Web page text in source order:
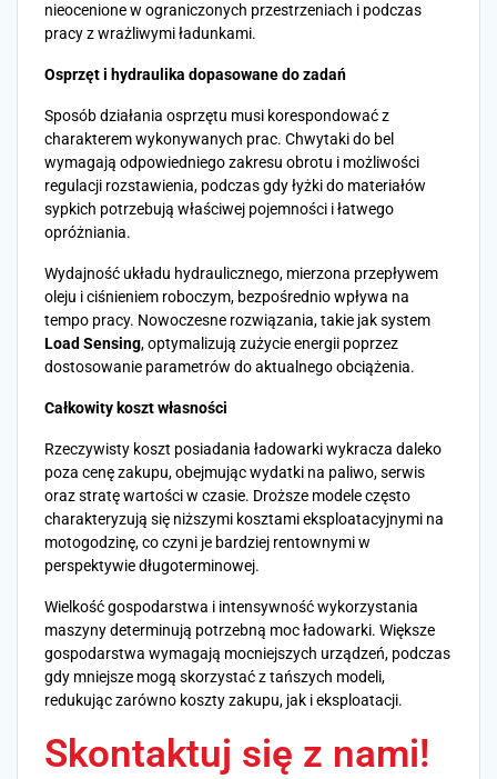
nieocenione w ograniczonych przestrzeniach i podczas
pracy z wrażliwymi ładunkami.
Osprzęt i hydraulika dopasowane do zadań
Sposób działania osprzętu musi korespondować z
charakterem wykonywanych prac. Chwytaki do bel
wymagają odpowiedniego zakresu obrotu i możliwości
regulacji rozstawienia, podczas gdy łyżki do materiałów
sypkich potrzebują właściwej pojemności i łatwego
opróżniania.
Wydajność układu hydraulicznego, mierzona przepływem
oleju i ciśnieniem roboczym, bezpośrednio wpływa na
tempo pracy. Nowoczesne rozwiązania, takie jak system
Load Sensing, optymalizują zużycie energii poprzez
dostosowanie parametrów do aktualnego obciążenia.
Całkowity koszt własności
Rzeczywisty koszt posiadania ładowarki wykracza daleko
poza cenę zakupu, obejmując wydatki na paliwo, serwis
oraz stratę wartości w czasie. Droższe modele często
charakteryzują się niższymi kosztami eksploatacyjnymi na
motogodzinę, co czyni je bardziej rentownymi w
perspektywie długoterminowej.
Wielkość gospodarstwa i intensywność wykorzystania
maszyny determinują potrzebną moc ładowarki. Większe
gospodarstwa wymagają mocniejszych urządzeń, podczas
gdy mniejsze mogą skorzystać z tańszych modeli,
redukując zarówno koszty zakupu, jak i eksploatacji.
Skontaktuj się z nami!